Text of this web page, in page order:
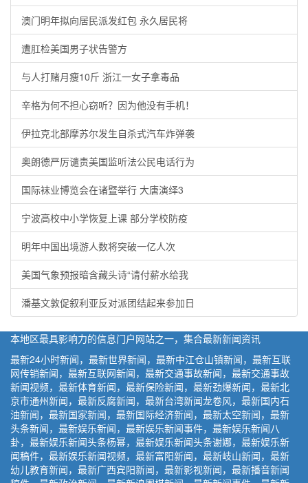
澳门明年拟向居民派发红包 永久居民将
遭肛检美国男子状告警方
与人打赌月瘦10斤 浙江一女子拿毒品
辛格为何不担心窃听？因为他没有手机！
伊拉克北部摩苏尔发生自杀式汽车炸弹袭
奥朗德严厉谴责美国监听法公民电话行为
国际袜业博览会在诸暨举行 大唐演绎3
宁波高校中小学恢复上课 部分学校防疫
明年中国出境游人数将突破一亿人次
美国气象预报暗含藏头诗“请付薪水给我
潘基文敦促叙利亚反对派团结起来参加日
本地区最具影响力的信息门户网站之一，集合最新新闻资讯
最新24小时新闻，最新世界新闻，最新中江仓山镇新闻，最新互联
网传销新闻，最新互联网新闻，最新交通事故新闻，最新交通事故
新闻视频，最新体育新闻，最新保险新闻，最新劲爆新闻，最新北
京市通州新闻，最新反腐新闻，最新台湾新闻龙卷风，最新国内石
油新闻，最新国家新闻，最新国际经济新闻，最新太空新闻，最新
头条新闻，最新娱乐新闻，最新娱乐新闻事件，最新娱乐新闻八
卦，最新娱乐新闻头条杨幂，最新娱乐新闻头条谢娜，最新娱乐新
闻稿件，最新娱乐新闻视频，最新富阳新闻，最新岐山新闻，最新
幼儿教育新闻，最新广西宾阳新闻，最新影视新闻，最新播音新闻